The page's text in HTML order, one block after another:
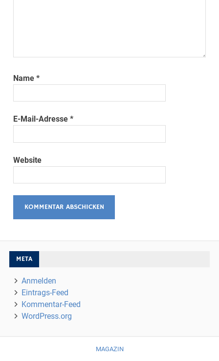
Name*
E-Mail-Adresse*
Website
META
Anmelden
Eintrags-Feed
Kommentar-Feed
WordPress.org
MAGAZIN